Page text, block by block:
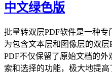
中文绿色版
批量转双层PDF软件是一种
为包含文本层和图像层的双
PDF不仅保留了原始文档的
索和选择的功能，极大地提高